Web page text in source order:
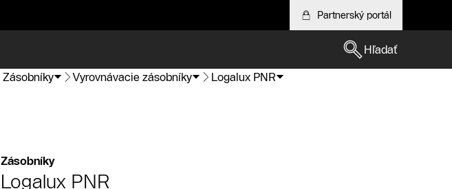
Partnerský portál
Hľadať
Zásobníky Vyrovnávacie zásobníky Logalux PNR
Zásobníky
Logalux PNR